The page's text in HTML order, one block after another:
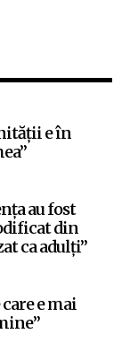
e în
au fost
din
ca adulți”
e mai